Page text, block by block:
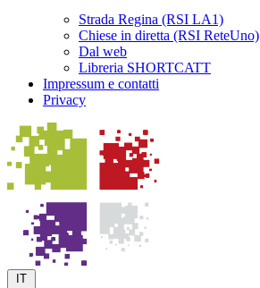
Strada Regina (RSI LA1)
Chiese in diretta (RSI ReteUno)
Dal web
Libreria SHORTCATT
Impressum e contatti
Privacy
IT